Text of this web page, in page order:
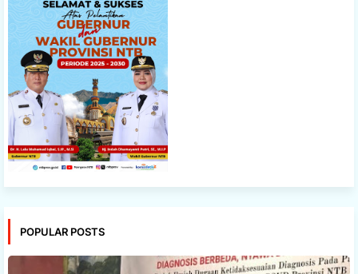
POPULAR POSTS